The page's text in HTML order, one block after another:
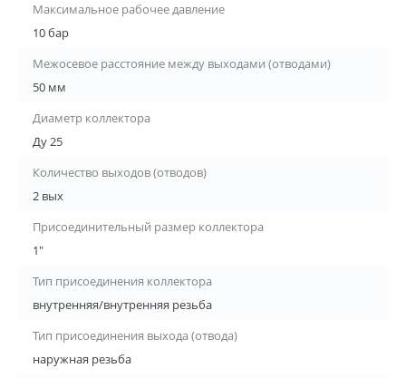
Максимальное рабочее давление
10 бар
Межосевое расстояние между выходами (отводами)
50 мм
Диаметр коллектора
Ду 25
Количество выходов (отводов)
2 вых
Присоединительный размер коллектора
1"
Тип присоединения коллектора
внутренняя/внутренняя резьба
Тип присоединения выхода (отвода)
наружная резьба